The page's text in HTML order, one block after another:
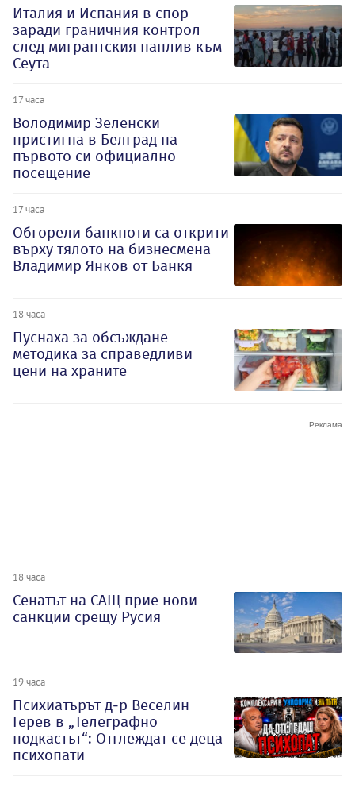
Италия и Испания в спор
заради граничния контрол
след мигрантския наплив към
Сеута
17 часа
Володимир Зеленски
пристигна в Белград на
първото си официално
посещение
17 часа
Обгорели банкноти са открити
върху тялото на бизнесмена
Владимир Янков от Банкя
18 часа
Пуснаха за обсъждане
методика за справедливи
цени на храните
18 часа
Сенатът на САЩ прие нови
санкции срещу Русия
19 часа
Психиатърът д-р Веселин
Герев в „Телеграфно
подкастът“: Отглеждат се деца
психопати